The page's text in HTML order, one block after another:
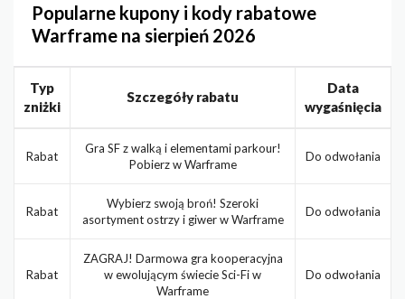
Popularne kupony i kody rabatowe
Warframe na sierpień 2026
Typ
zniżki
Szczegóły rabatu
Data
wygaśnięcia
Rabat
Gra SF z walką i elementami parkour!
Pobierz w Warframe
Do odwołania
Rabat
Wybierz swoją broń! Szeroki
asortyment ostrzy i giwer w Warframe
Do odwołania
Rabat
ZAGRAJ! Darmowa gra kooperacyjna
w ewolującym świecie Sci-Fi w
Warframe
Do odwołania